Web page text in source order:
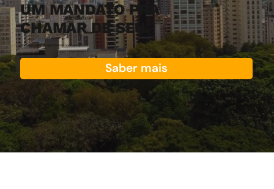
UM MANDATO PRA
CHAMAR DE SEU.
Vem descobrir do que é feito o nosso projeto.
Saber mais